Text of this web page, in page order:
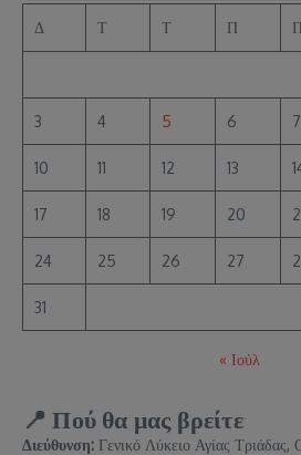
Δ Τ Τ Π Π
3 4 5 6 7
10 11 12 13
17 18 19 20
24 25 26 27
31
« Ιούλ
📍 Πού θα μας βρείτε
Διεύθυνση: Γενικό Λύκειο Αγίας